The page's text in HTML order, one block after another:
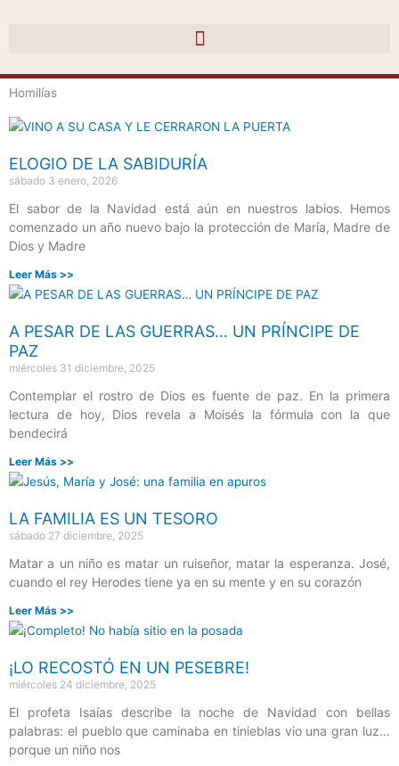
Homilías
ELOGIO DE LA SABIDURÍA
sábado 3 enero, 2026
El sabor de la Navidad está aún en nuestros labios. Hemos
comenzado un año nuevo bajo la protección de María, Madre de
Dios y Madre
Leer Más >>
A PESAR DE LAS GUERRAS… UN PRÍNCIPE DE
PAZ
miércoles 31 diciembre, 2025
Contemplar el rostro de Dios es fuente de paz. En la primera
lectura de hoy, Dios revela a Moisés la fórmula con la que
bendecirá
Leer Más >>
LA FAMILIA ES UN TESORO
sábado 27 diciembre, 2025
Matar a un niño es matar un ruiseñor, matar la esperanza. José,
cuando el rey Herodes tiene ya en su mente y en su corazón
Leer Más >>
¡LO RECOSTÓ EN UN PESEBRE!
miércoles 24 diciembre, 2025
El profeta Isaías describe la noche de Navidad con bellas
palabras: el pueblo que caminaba en tinieblas vio una gran luz…
porque un niño nos
Página
Página
Página
Página
Página